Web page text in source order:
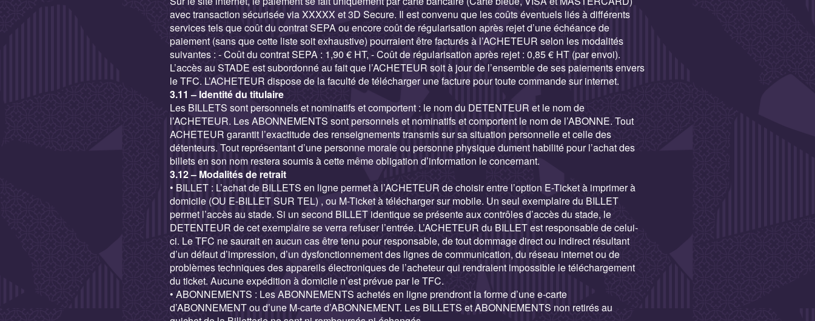
avec transaction sécurisée via XXXXX et 3D Secure. Il est convenu que les coûts éventuels liés à différents
services tels que coût du contrat SEPA ou encore coût de régularisation après rejet d’une échéance de
paiement (sans que cette liste soit exhaustive) pourraient être facturés à l’ACHETEUR selon les modalités
suivantes : - Coût du contrat SEPA : 1,90 € HT, - Coût de régularisation après rejet : 0,85 € HT (par envoi).
L’accès au STADE est subordonné au fait que l’ACHETEUR soit à jour de l’ensemble de ses paiements envers
le TFC. L’ACHETEUR dispose de la faculté de télécharger une facture pour toute commande sur internet.
3.11 – Identité du titulaire
Les BILLETS sont personnels et nominatifs et comportent : le nom du DETENTEUR et le nom de
l’ACHETEUR. Les ABONNEMENTS sont personnels et nominatifs et comportent le nom de l’ABONNE. Tout
ACHETEUR garantit l’exactitude des renseignements transmis sur sa situation personnelle et celle des
détenteurs. Tout représentant d’une personne morale ou personne physique dument habilité pour l’achat des
billets en son nom restera soumis à cette même obligation d’information le concernant.
3.12 – Modalités de retrait
• BILLET : L’achat de BILLETS en ligne permet à l’ACHETEUR de choisir entre l’option E-Ticket à imprimer à
domicile (OU E-BILLET SUR TEL) , ou M-Ticket à télécharger sur mobile. Un seul exemplaire du BILLET
permet l’accès au stade. Si un second BILLET identique se présente aux contrôles d’accès du stade, le
DETENTEUR de cet exemplaire se verra refuser l’entrée. L’ACHETEUR du BILLET est responsable de celui-
ci. Le TFC ne saurait en aucun cas être tenu pour responsable, de tout dommage direct ou indirect résultant
d’un défaut d’impression, d’un dysfonctionnement des lignes de communication, du réseau internet ou de
problèmes techniques des appareils électroniques de l’acheteur qui rendraient impossible le téléchargement
du ticket. Aucune expédition à domicile n’est prévue par le TFC.
• ABONNEMENTS : Les ABONNEMENTS achetés en ligne prendront la forme d’une e-carte
d’ABONNEMENT ou d’une M-carte d’ABONNEMENT. Les BILLETS et ABONNEMENTS non retirés au